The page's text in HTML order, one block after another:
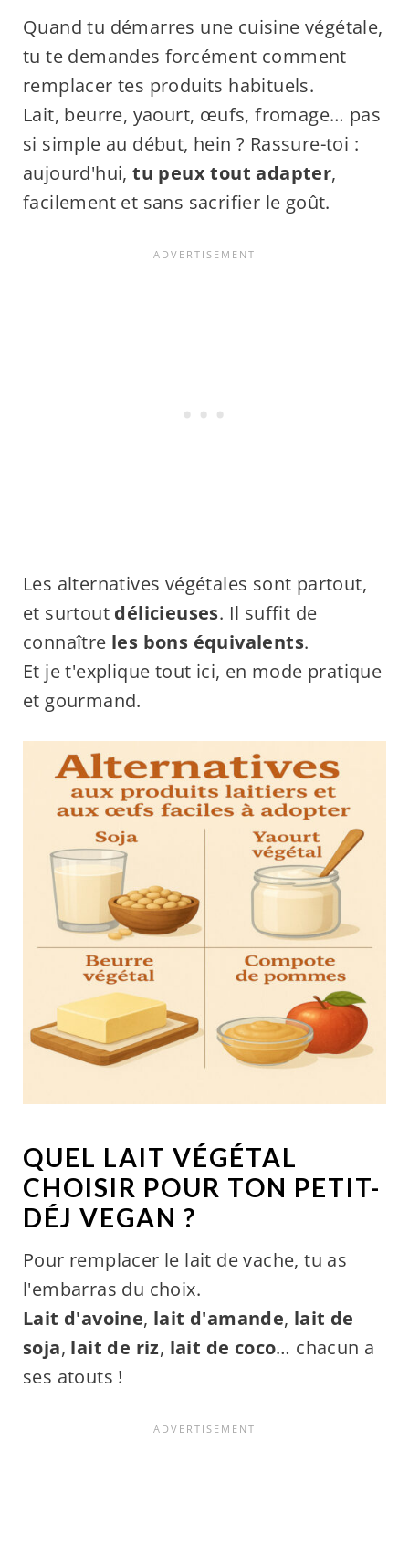
Quand tu démarres une cuisine végétale,
tu te demandes forcément comment
remplacer tes produits habituels.
Lait, beurre, yaourt, œufs, fromage… pas
si simple au début, hein ? Rassure-toi :
aujourd'hui,tu peux tout adapter,
facilement et sans sacrifier le goût.
Les alternatives végétales sont partout,
et surtout délicieuses. Il suffit de
connaître les bons équivalents.
Et je t'explique tout ici, en mode pratique
et gourmand.
QUEL LAIT VÉGÉTAL
CHOISIR POUR TON PETIT-
DÉJ VEGAN ?
Pour remplacer le lait de vache, tu as
l'embarras du choix.
Lait d'avoine, lait d'amande, lait de
soja, lait de riz, lait de coco… chacun a
ses atouts !